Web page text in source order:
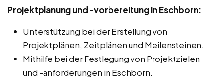
Projektplanung und -vorbereitung in Eschborn:
Unterstützung bei der Erstellung von
Projektplänen, Zeitplänen und Meilensteinen.
Mithilfe bei der Festlegung von Projektzielen
und -anforderungen in Eschborn.